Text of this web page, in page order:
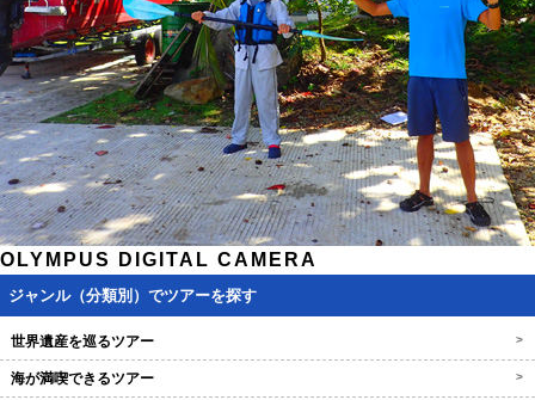
OLYMPUS DIGITAL CAMERA
ジャンル（分類別）でツアーを探す
世界遺産を巡るツアー >
海が満喫できるツアー >